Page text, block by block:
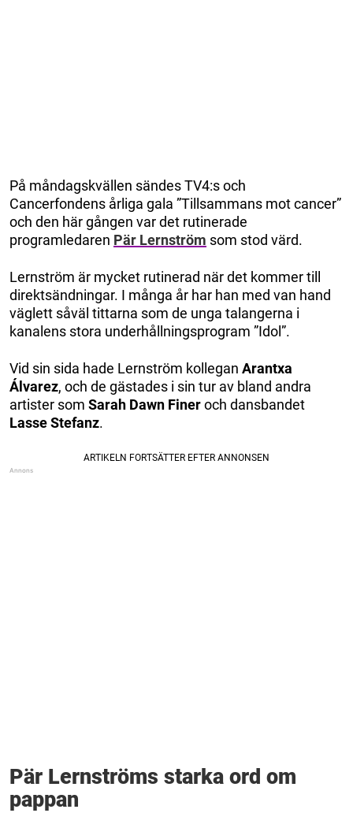
På måndagskvällen sändes TV4:s och
Cancerfondens årliga gala ”Tillsammans mot cancer”
och den här gången var det rutinerade
programledaren Pär Lernström som stod värd.
Lernström är mycket rutinerad när det kommer till
direktsändningar. I många år har han med van hand
väglett såväl tittarna som de unga talangerna i
kanalens stora underhållningsprogram ”Idol”.
Vid sin sida hade Lernström kollegan Arantxa
Álvarez, och de gästades i sin tur av bland andra
artister som Sarah Dawn Fineroch dansbandet
Lasse Stefanz.
Pär Lernströms starka ord om
pappan